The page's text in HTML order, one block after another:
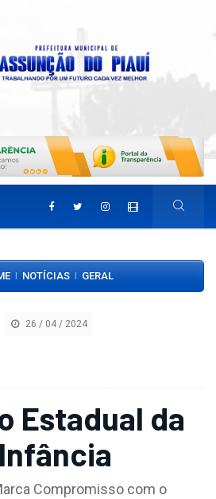
NOTÍCIAS GERAL
26 / 04 / 2024
Estadual da
Compromisso com o